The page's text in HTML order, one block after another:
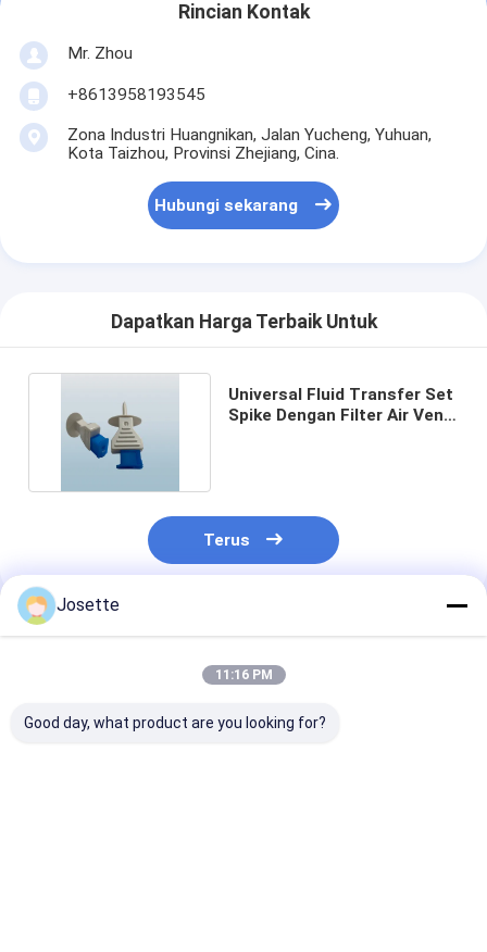
Rincian Kontak
Mr. Zhou
+8613958193545
Zona Industri Huangnikan, Jalan Yucheng, Yuhuan,
Kota Taizhou, Provinsi Zhejiang, Cina.
Hubungi sekarang
Dapatkan Harga Terbaik Untuk
Universal Fluid Transfer Set
Spike Dengan Filter Air Vent
Terus
Rekomendasi Produk
Josette
11:16 PM
Good day, what product are you looking for?